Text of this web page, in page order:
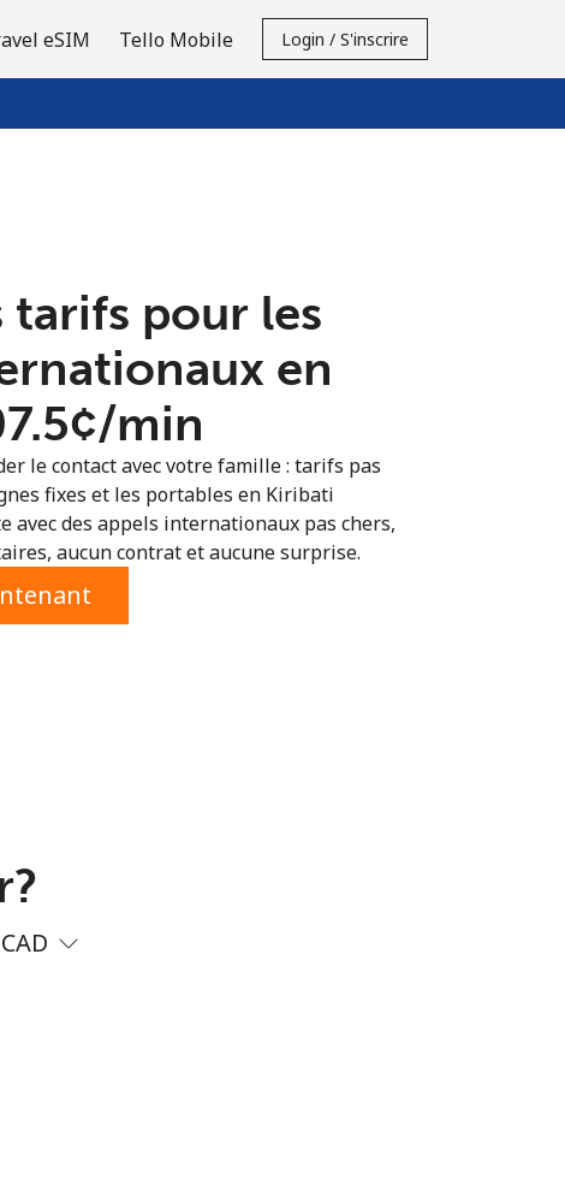
eSIM Tello Mobile Login / S'inscrire
tarifs pour les
en
min
le contact avec votre famille : tarifs pas
fixes et les portables en Kiribati
avec des appels internationaux pas chers,
aucun contrat et aucune surprise.
CAD